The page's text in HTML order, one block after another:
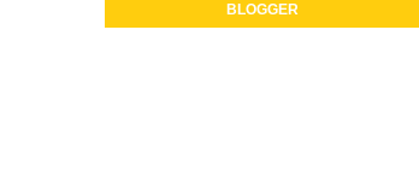
BLOGGER